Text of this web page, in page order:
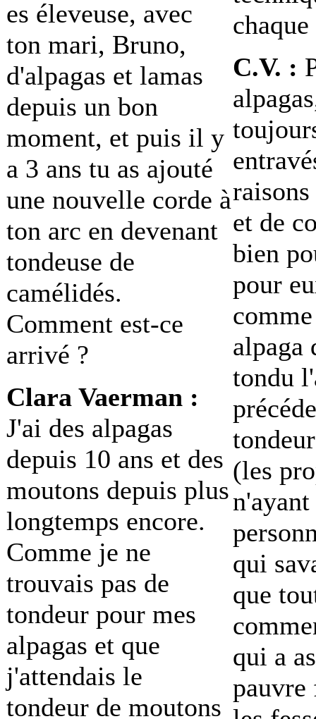
es éleveuse, avec
ton mari, Bruno,
d'alpagas et lamas
depuis un bon
moment, et puis il y
a 3 ans tu as ajouté
une nouvelle corde à
ton arc en devenant
tondeuse de
camélidés.
Comment est-ce
arrivé ?
Clara Vaerman :
J'ai des alpagas
depuis 10 ans et des
moutons depuis plus
longtemps encore.
Comme je ne
trouvais pas de
tondeur pour mes
alpagas et que
j'attendais le
tondeur de moutons
chaque
C.V. :
et de
bien
pour
alpaga
tondu
(les
qui
que
qui a
pauvre